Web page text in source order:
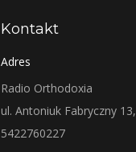
Kontakt
Adres
Radio Orthodoxia
ul. Antoniuk Fabryczny
5422760227